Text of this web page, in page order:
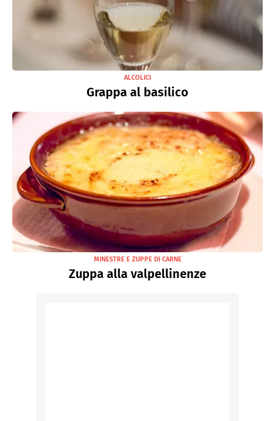
ALCOLICI
Grappa al basilico
MINESTRE E ZUPPE DI CARNE
Zuppa alla valpellinenze